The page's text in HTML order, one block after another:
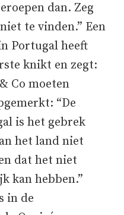
dan. Zeg
te vinden.” Een
Portugal heeft
knikt en zegt:
Co moeten
“De
is het gebrek
het land niet
dat het niet
kan hebben.”
in de